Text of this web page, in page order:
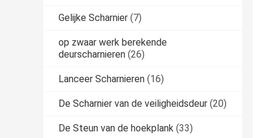
Gelijke Scharnier (7)
op zwaar werk berekende
deurscharnieren (26)
Lanceer Scharnieren (16)
De Scharnier van de veiligheidsdeur (20)
De Steun van de hoekplank (33)